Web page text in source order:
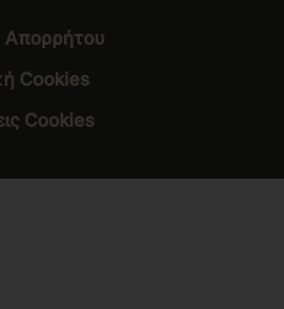
Aπορρήτου
Cookies
Cookies